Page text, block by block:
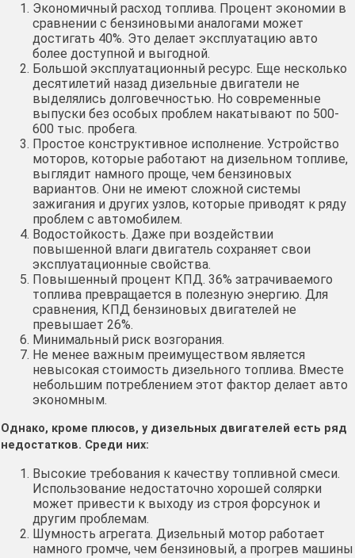
Экономичный расход топлива. Процент экономии в
сравнении с бензиновыми аналогами может
достигать 40%. Это делает эксплуатацию авто
более доступной и выгодной.
Большой эксплуатационный ресурс. Еще несколько
десятилетий назад дизельные двигатели не
выделялись долговечностью. Но современные
выпуски без особых проблем накатывают по 500-
600 тыс. пробега.
Простое конструктивное исполнение. Устройство
моторов, которые работают на дизельном топливе,
выглядит намного проще, чем бензиновых
вариантов. Они не имеют сложной системы
зажигания и других узлов, которые приводят к ряду
проблем с автомобилем.
Водостойкость. Даже при воздействии
повышенной влаги двигатель сохраняет свои
эксплуатационные свойства.
Повышенный процент КПД. 36% затрачиваемого
топлива превращается в полезную энергию. Для
сравнения, КПД бензиновых двигателей не
превышает 26%.
Минимальный риск возгорания.
Не менее важным преимуществом является
невысокая стоимость дизельного топлива. Вместе
небольшим потреблением этот фактор делает авто
экономным.
Однако, кроме плюсов, у дизельных двигателей есть ряд
недостатков. Среди них:
Высокие требования к качеству топливной смеси.
Использование недостаточно хорошей солярки
может привести к выходу из строя форсунок и
другим проблемам.
Шумность агрегата. Дизельный мотор работает
намного громче, чем бензиновый, а прогрев машины